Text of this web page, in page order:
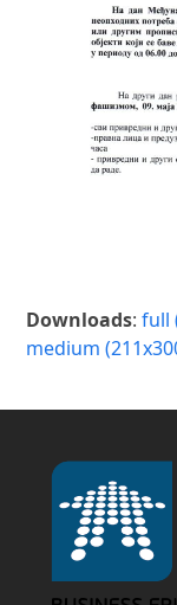
Downloads:full
medium